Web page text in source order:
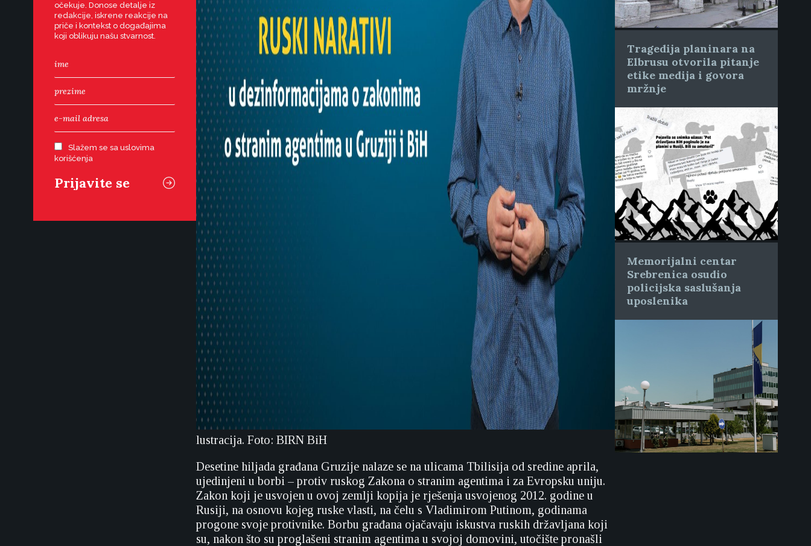
očekuje. Donose detalje iz
redakcije, iskrene reakcije na
priče i kontekst o događajima
koji oblikuju našu stvarnost.
Slažem se sa uslovima
korišćenja
lustracija. Foto: BIRN BiH
Desetine hiljada građana Gruzije nalaze se na ulicama Tbilisija od sredine aprila,
ujedinjeni u borbi – protiv ruskog Zakona o stranim agentima i za Evropsku uniju.
Zakon koji je usvojen u ovoj zemlji kopija je rješenja usvojenog 2012. godine u
Rusiji, na osnovu kojeg ruske vlasti, na čelu s Vladimirom Putinom, godinama
progone svoje protivnike. Borbu građana ojačavaju iskustva ruskih državljana koji
su, nakon što su proglašeni stranim agentima u svojoj domovini, utočište pronašli
Tragedija planinara na
Elbrusu otvorila pitanje
etike medija i govora
mržnje
Memorijalni centar
Srebrenica osudio
policijska saslušanja
uposlenika